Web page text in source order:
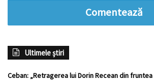
Comentează
Ultimele știri
Ceban: „Retragerea lui Dorin Recean din fruntea